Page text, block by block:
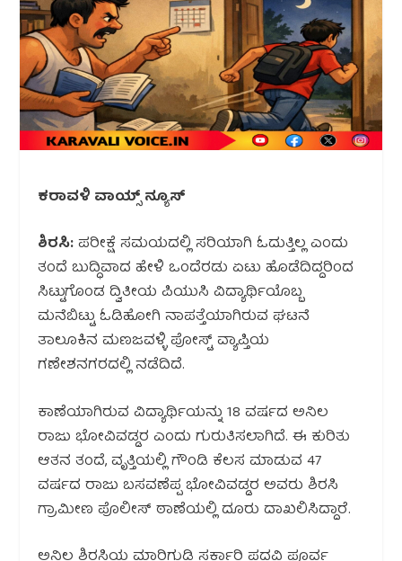
ಕರಾವಳಿ ವಾಯ್ಸ್ ನ್ಯೂಸ್
ಶಿರಸಿ:ಪರೀಕ್ಷೆ ಸಮಯದಲ್ಲಿ ಸರಿಯಾಗಿ ಓದುತ್ತಿಲ್ಲ ಎಂದು
ತಂದೆ ಬುದ್ಧಿವಾದ ಹೇಳಿ ಒಂದೆರಡು ಏಟು ಹೊಡೆದಿದ್ದರಿಂದ
ಸಿಟ್ಟುಗೊಂಡ ದ್ವಿತೀಯ ಪಿಯುಸಿ ವಿದ್ಯಾರ್ಥಿಯೊಬ್ಬ
ಮನೆಬಿಟ್ಟು ಓಡಿಹೋಗಿ ನಾಪತ್ತೆಯಾಗಿರುವ ಘಟನೆ
ತಾಲೂಕಿನ ಮಣಜವಳ್ಳಿ ಪೋಸ್ಟ್ ವ್ಯಾಪ್ತಿಯ
ಗಣೇಶನಗರದಲ್ಲಿ ನಡೆದಿದೆ.
ಕಾಣೆಯಾಗಿರುವ ವಿದ್ಯಾರ್ಥಿಯನ್ನು 18 ವರ್ಷದ ಅನಿಲ
ರಾಜು ಭೋವಿವಡ್ಡರ ಎಂದು ಗುರುತಿಸಲಾಗಿದೆ. ಈ ಕುರಿತು
ಆತನ ತಂದೆ, ವೃತ್ತಿಯಲ್ಲಿ ಗೌಂಡಿ ಕೆಲಸ ಮಾಡುವ 47
ವರ್ಷದ ರಾಜು ಬಸವಣೆಪ್ಪ ಭೋವಿವಡ್ಡರ ಅವರು ಶಿರಸಿ
ಗ್ರಾಮೀಣ ಪೊಲೀಸ್ ಠಾಣೆಯಲ್ಲಿ ದೂರು ದಾಖಲಿಸಿದ್ದಾರೆ.